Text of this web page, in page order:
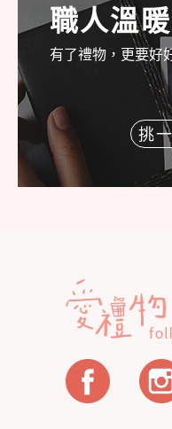
職人溫
有了禮物，更要好
挑